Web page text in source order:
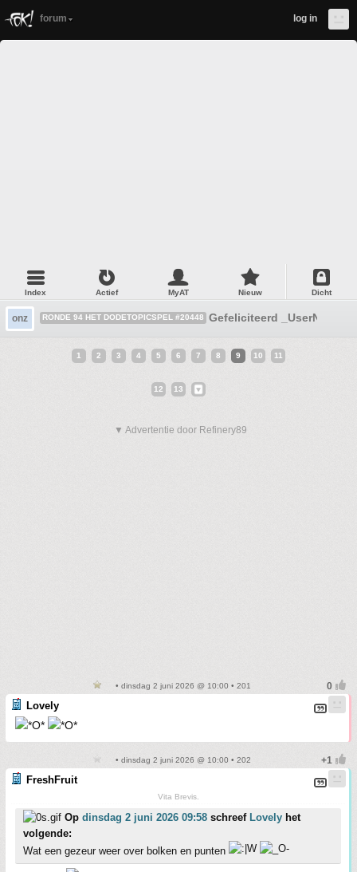
forum log in
Index Actief MyAT Nieuw Dicht
onz RONDE 94 HET DODETOPICSPEL #20448 Gefeliciteerd _UserName_
1 2 3 4 5 6 7 8 9 10 11
12 13
▼ Advertentie door Refinery89
• dinsdag 2 juni 2026 @ 10:00 • 201
Lovely
• dinsdag 2 juni 2026 @ 10:00 • 202
FreshFruit
Vita Brevis.
Op dinsdag 2 juni 2026 09:58 schreef Lovely het
volgende:
Wat een gezeur weer over bolken en punten